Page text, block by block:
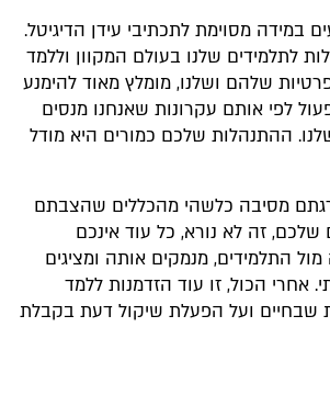
במידה מסוימת לתכתיבי עידן הדיגיטל.
לתלמידים שלנו בעולם המקוון וללמד
שלהם ושלנו, מומלץ מאוד להימנע
לפי אותם עקרונות שאנחנו מנסים
ההתנהלות שלכם כמורים היא מודל
מסיבה כלשהי מהכללים שהצבתם
שלכם, זה לא נורא, כל עוד אינכם
התלמידים, מנמקים אותה ומציגים
אחרי הכול, זו עוד הזדמנות ללמד
שבחיים ועל הפעלת שיקול דעת בקבלת